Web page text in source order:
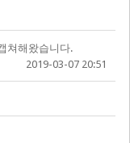
쳐해왔습니다.
2019-03-07 20:51